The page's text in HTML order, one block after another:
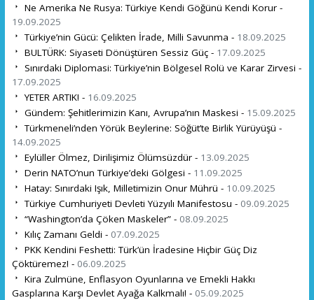
Ne Amerika Ne Rusya: Türkiye Kendi Göğünü Kendi Korur -
19.09.2025
Türkiye’nin Gücü: Çelikten İrade, Milli Savunma - 18.09.2025
BULTÜRK: Siyaseti Dönüştüren Sessiz Güç - 17.09.2025
Sınırdaki Diplomasi: Türkiye’nin Bölgesel Rolü ve Karar Zirvesi -
17.09.2025
YETER ARTIK! - 16.09.2025
Gündem: Şehitlerimizin Kanı, Avrupa’nın Maskesi - 15.09.2025
Türkmeneli’nden Yörük Beylerine: Söğüt’te Birlik Yürüyüşü -
14.09.2025
Eylüller Ölmez, Dirilişimiz Ölümsüzdür - 13.09.2025
Derin NATO’nun Türkiye’deki Gölgesi - 11.09.2025
Hatay: Sınırdaki Işık, Milletimizin Onur Mührü - 10.09.2025
Türkiye Cumhuriyeti Devleti Yüzyılı Manifestosu - 09.09.2025
“Washington’da Çöken Maskeler” - 08.09.2025
Kılıç Zamanı Geldi - 07.09.2025
PKK Kendini Feshetti: Türk’ün İradesine Hiçbir Güç Diz
Çöktüremez! - 06.09.2025
Kira Zulmüne, Enflasyon Oyunlarına ve Emekli Hakkı
Gasplarına Karşı Devlet Ayağa Kalkmalı! - 05.09.2025